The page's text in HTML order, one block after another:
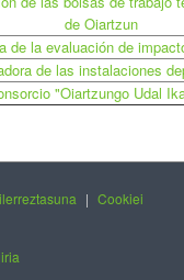
de Oiartzun
de la evaluación de
de las instalaciones
"Oiartzungo Udal
| Cookiei